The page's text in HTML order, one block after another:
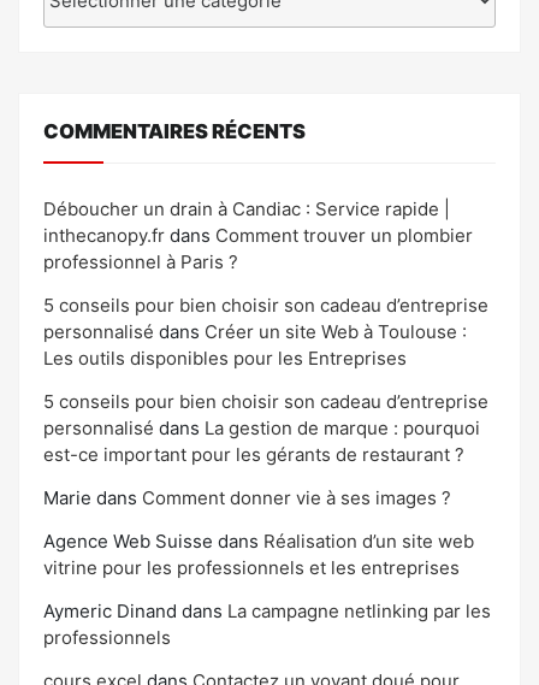
COMMENTAIRES RÉCENTS
Déboucher un drain à Candiac : Service rapide |
inthecanopy.fr dans Comment trouver un plombier
professionnel à Paris ?
5 conseils pour bien choisir son cadeau d’entreprise
personnalisé dans Créer un site Web à Toulouse :
Les outils disponibles pour les Entreprises
5 conseils pour bien choisir son cadeau d’entreprise
personnalisé dans La gestion de marque : pourquoi
est-ce important pour les gérants de restaurant ?
Marie dans Comment donner vie à ses images ?
Agence Web Suisse dans Réalisation d’un site web
vitrine pour les professionnels et les entreprises
Aymeric Dinand dans La campagne netlinking par les
professionnels